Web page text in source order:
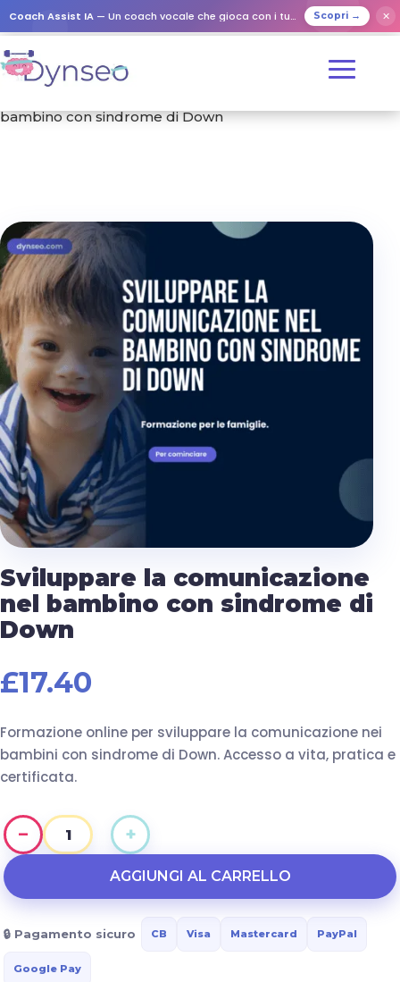
Coach Assist IA — Un coach vocale che gioca con i tuoi cari Scopri → ✕
/
bambino con sindrome di Down
Sviluppare la comunicazione
nel bambino con sindrome di
Down
£17.40
Formazione online per sviluppare la comunicazione nei
bambini con sindrome di Down. Accesso a vita, pratica e
certificata.
−
Sviluppare
bambino
con
+
AGGIUNGI AL CARRELLO
🔒 Pagamento sicuro CB Visa Mastercard PayPal
Google Pay